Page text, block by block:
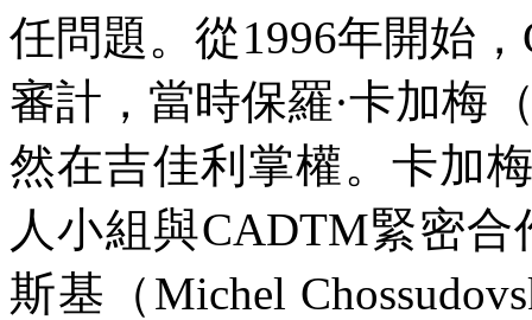
任問題。從1996年開始，
審計，當時保羅·卡加梅
然在吉佳利掌權。卡加
人小組與CADTM緊密合
斯基（ Michel